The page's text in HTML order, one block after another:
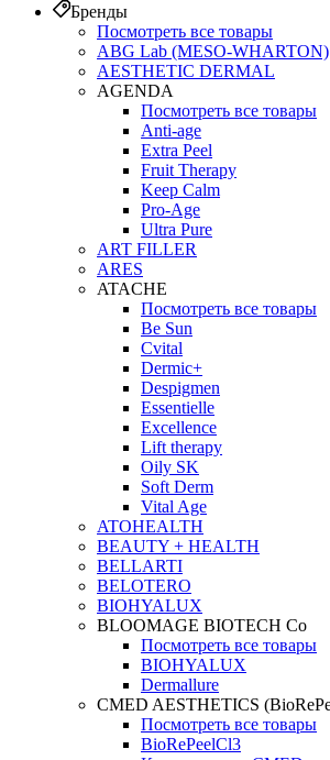
Бренды
Посмотреть все товары
ABG Lab (MESO-WHARTON)
AESTHETIC DERMAL
AGENDA
Посмотреть все товары
Anti-age
Extra Peel
Fruit Therapy
Keep Calm
Pro‑Age
Ultra Pure
ART FILLER
ARES
ATACHE
Посмотреть все товары
Be Sun
Cvital
Dermic+
Despigmen
Essentielle
Excellence
Lift therapy
Oily SK
Soft Derm
Vital Age
ATOHEALTH
BEAUTY + HEALTH
BELLARTI
BELOTERO
BIOHYALUX
BLOOMAGE BIOTECH Co
Посмотреть все товары
BIOHYALUX
Dermallure
CMED AESTHETICS
Посмотреть все товары
BioRePeelCl3